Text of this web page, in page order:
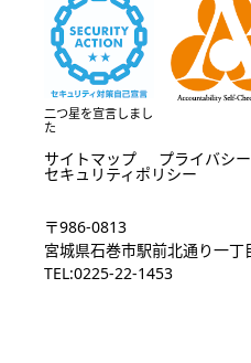
二つ星を宣言しまし
た
サイトマップ プライバシ
セキュリティポリシー
〒986-0813
宮城県石巻市駅前北通り一丁
TEL:0225-22-1453